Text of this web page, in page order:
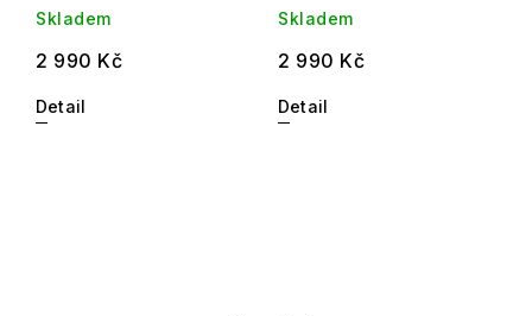
Skladem
2 990 Kč
Detail
Skladem
2 990 Kč
Detail